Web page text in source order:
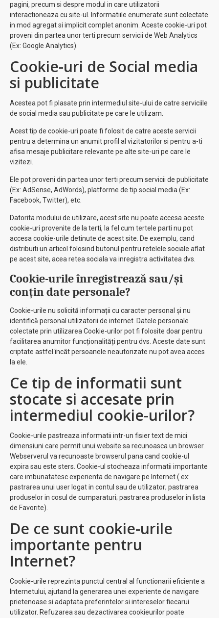
pagini, precum si despre modul in care utilizatorii
interactioneaza cu site-ul. Informatiile enumerate sunt colectate
in mod agregat si implicit complet anonim. Aceste cookie-uri pot
proveni din partea unor terti precum servicii de Web Analytics
(Ex: Google Analytics).
Cookie-uri de Social media
si publicitate
Acestea pot fi plasate prin intermediul site-ului de catre serviciile
de social media sau publicitate pe care le utilizam.
Acest tip de cookie-uri poate fi folosit de catre aceste servicii
pentru a determina un anumit profil al vizitatorilor si pentru a-ti
afisa mesaje publicitare relevante pe alte site-uri pe care le
vizitezi.
Ele pot proveni din partea unor terti precum servicii de publicitate
(Ex: AdSense, AdWords), platforme de tip social media (Ex:
Facebook, Twitter), etc.
Datorita modului de utilizare, acest site nu poate accesa aceste
cookie-uri provenite de la terti, la fel cum tertele parti nu pot
accesa cookie-urile detinute de acest site. De exemplu, cand
distribuiti un articol folosind butonul pentru retelele sociale aflat
pe acest site, acea retea sociala va inregistra activitatea dvs.
Cookie-urile înregistrează sau/și
conțin date personale?
Cookie-urile nu solicită informații cu caracter personal și nu
identifică personal utilizatorii de internet. Datele personale
colectate prin utilizarea Cookie-urilor pot fi folosite doar pentru
facilitarea anumitor funcționalități pentru dvs. Aceste date sunt
criptate astfel încât persoanele neautorizate nu pot avea acces
la ele.
Ce tip de informatii sunt
stocate si accesate prin
intermediul cookie-urilor?
Cookie-urile pastreaza informatii intr-un fisier text de mici
dimensiuni care permit unui website sa recunoasca un browser.
Webserverul va recunoaste browserul pana cand cookie-ul
expira sau este sters. Cookie-ul stocheaza informatii importante
care imbunatatesc experienta de navigare pe Internet ( ex:
pastrarea unui user logat in contul sau de utilizator; pastrarea
produselor in cosul de cumparaturi; pastrarea produselor in lista
de Favorite).
De ce sunt cookie-urile
importante pentru
Internet?
Cookie-urile reprezinta punctul central al functionarii eficiente a
Internetului, ajutand la generarea unei experiente de navigare
prietenoase si adaptata preferintelor si intereselor fiecarui
utilizator. Refuzarea sau dezactivarea cookieurilor poate